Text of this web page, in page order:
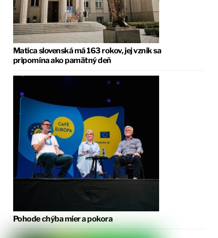
Matica slovenská má 163 rokov, jej vznik sa
pripomína ako pamätný deň
Pohode chýba mier a pokora